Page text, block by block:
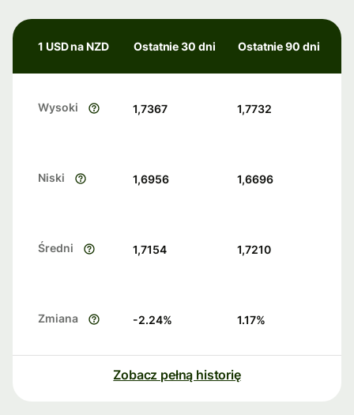
1 USD na NZD Ostatnie 30 dni Ostatnie 90 dni
Wysoki 1,7367 1,7732
Niski 1,6956 1,6696
Średni 1,7154 1,7210
Zmiana -2.24% 1.17%
Zobacz pełną historię